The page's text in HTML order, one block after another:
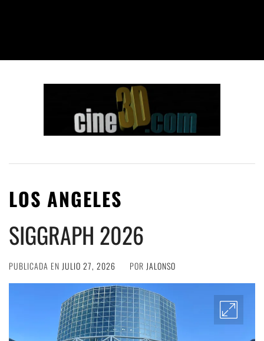
LOS ANGELES
SIGGRAPH 2026
PUBLICADA EN JULIO 27, 2026 POR JALONSO